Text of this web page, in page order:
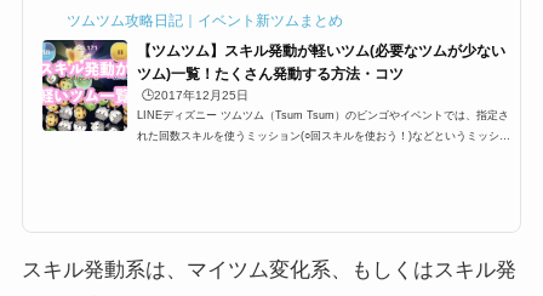
ツムツム攻略日記｜イベント新ツムまとめ
【ツムツム】スキル発動が軽いツム(必要なツムが少ない
ツム)一覧！たくさん発動する方法・コツ
🕒️2017年12月25日
LINEディズニー ツムツム（Tsum Tsum）のビンゴやイベントでは、指定さ
れた回数スキルを使うミッション(○回スキルを使おう！)などというミッショ
「1プレイでスキルを○回使...
スキル発動系は、マイツム変化系、もしくはスキル発